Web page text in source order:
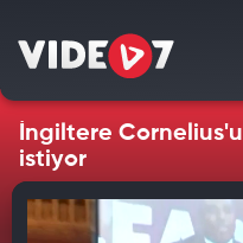
İngiltere
istiyor